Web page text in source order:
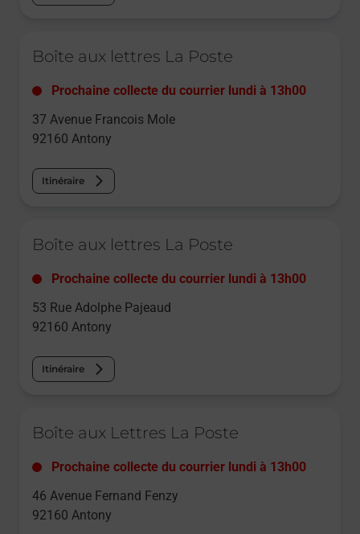
Boîte aux lettres La Poste
Prochaine collecte du courrier lundi à 13h00
37 Avenue Francois Mole
92160 Antony
Itinéraire
Boîte aux lettres La Poste
Prochaine collecte du courrier lundi à 13h00
53 Rue Adolphe Pajeaud
92160 Antony
Itinéraire
Boîte aux Lettres La Poste
Prochaine collecte du courrier lundi à 13h00
46 Avenue Fernand Fenzy
92160 Antony